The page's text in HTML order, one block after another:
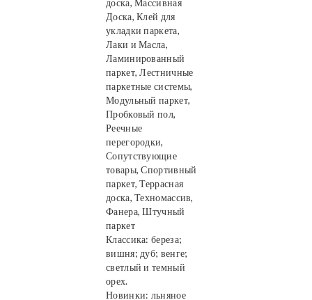
доска, Массивная
Доска, Клей для
укладки паркета,
Лаки и Масла,
Ламинированный
паркет, Лестничные
паркетные системы,
Модульный паркет,
Пробковый пол,
Реечные
перегородки,
Сопутствующие
товары, Спортивный
паркет, Террасная
доска, Техномассив,
Фанера, Штучный
паркет
Классика: береза;
вишня; дуб; венге;
светлый и темный
орех.
Новинки: льняное